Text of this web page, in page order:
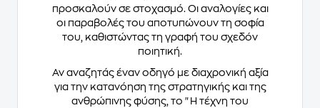
προσκαλούν σε στοχασμό. Οι αναλογίες και
οι παραβολές του αποτυπώνουν τη σοφία
του, καθιστώντας τη γραφή του σχεδόν
ποιητική.
Αν αναζητάς έναν οδηγό με διαχρονική αξία
για την κατανόηση της στρατηγικής και της
ανθρώπινης φύσης, το "Η τέχνη του